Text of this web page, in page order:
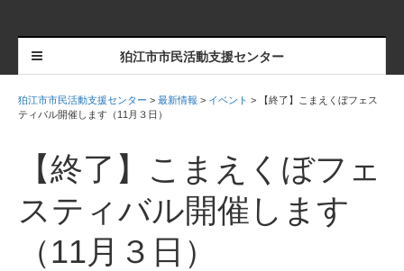
狛江市市民活動支援センター
狛江市市民活動支援センター > 最新情報 > イベント >
【終了】こまえくぼフェス
ティバル開催します（11月３日）
【終了】こまえくぼフェ
スティバル開催します
（11月３日）